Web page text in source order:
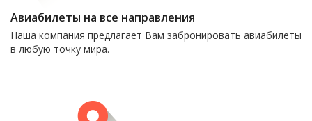
Авиабилеты на все направления
Наша компания предлагает Вам забронировать авиабилеты
в любую точку мира.